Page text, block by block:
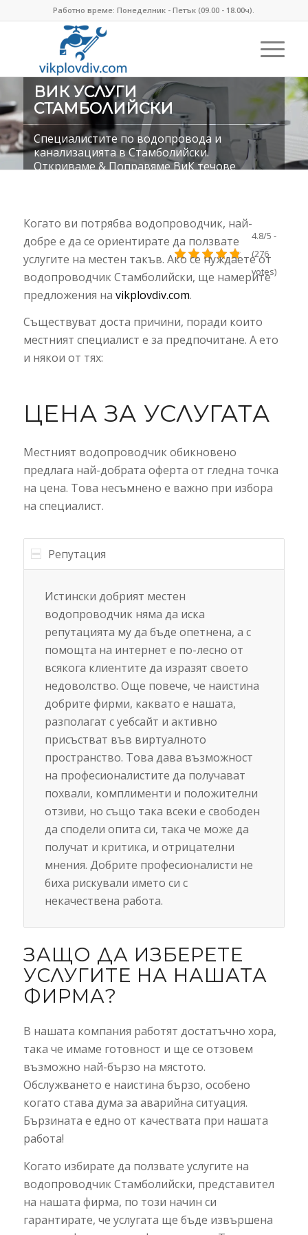
Работно време: Понеделник - Петък (09.00 - 18.00ч).
ВИК УСЛУГИ
СТАМБОЛИЙСКИ
Специалистите по водопровода и
канализацията в Стамболийски.
Откриваме & Поправяме ВиК течове
Когато ви потрябва водопроводчик, най-
добре е да се ориентирате да ползвате
услугите на местен такъв. Ако се нуждаете от
водопроводчик Стамболийски, ще намерите
предложения на vikplovdiv.com.
Съществуват доста причини, поради които
местният специалист е за предпочитане. А ето
и някои от тях:
ЦЕНА ЗА УСЛУГАТА
Местният водопроводчик обикновено
предлага най-добрата оферта от гледна точка
на цена. Това несъмнено е важно при избора
на специалист.
Репутация
Истински добрият местен
водопроводчик няма да иска
репутацията му да бъде опетнена, а с
помощта на интернет е по-лесно от
всякога клиентите да изразят своето
недоволство. Още повече, че наистина
добрите фирми, каквато е нашата,
разполагат с уебсайт и активно
присъстват във виртуалното
пространство. Това дава възможност
на професионалистите да получават
похвали, комплименти и положителни
отзиви, но също така всеки е свободен
да сподели опита си, така че може да
получат и критика, и отрицателни
мнения. Добрите професионалисти не
биха рискували името си с
некачествена работа.
ЗАЩО ДА ИЗБЕРЕТЕ
УСЛУГИТЕ НА НАШАТА
ФИРМА?
В нашата компания работят достатъчно хора,
така че имаме готовност и ще се отзовем
възможно най-бързо на мястото.
Обслужването е наистина бързо, особено
когато става дума за аварийна ситуация.
Бързината е едно от качествата при нашата
работа!
Когато избирате да ползвате услугите на
водопроводчик Стамболийски, представител
на нашата фирма, по този начин си
гарантирате, че услугата ще бъде извършена
4.8/5 -
(276
votes)